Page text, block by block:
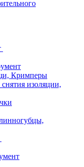
Кримперы
изоляции,